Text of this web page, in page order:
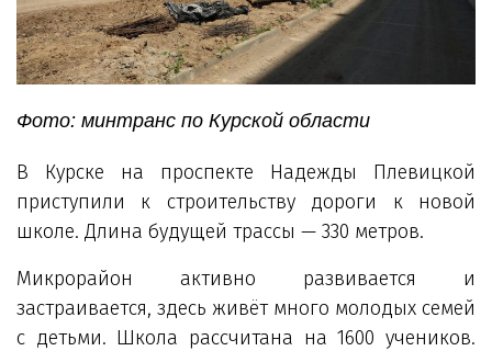
Фото: минтранс по Курской области
В Курске на проспекте Надежды Плевицкой
приступили к строительству дороги к новой
школе. Длина будущей трассы — 330 метров.
Микрорайон активно развивается и
застраивается, здесь живёт много молодых семей
с детьми. Школа рассчитана на 1600 учеников.